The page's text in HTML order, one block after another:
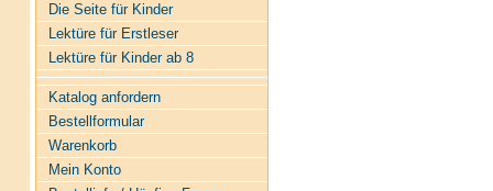
Die Seite für Kinder
Lektüre für Erstleser
Lektüre für Kinder ab 8
Katalog anfordern
Bestellformular
Warenkorb
Mein Konto